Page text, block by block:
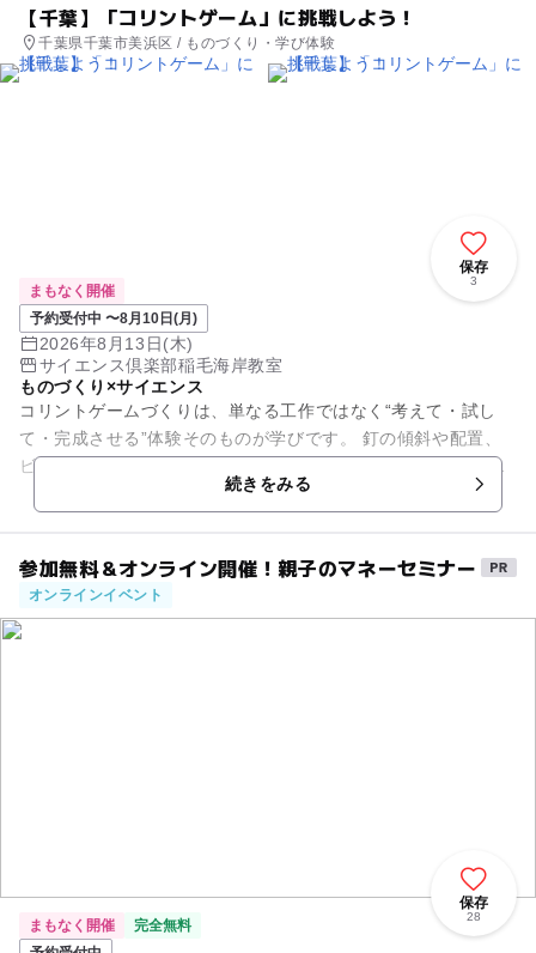
【千葉】「コリントゲーム」に挑戦しよう！
千葉県千葉市美浜区 / ものづくり・学び体験
保存
3
まもなく開催
予約受付中 〜8月10日(月)
2026年8月13日(木)
サイエンス倶楽部稲毛海岸教室
ものづくり×サイエンス
コリントゲームづくりは、単なる工作ではなく“考えて・試し
て・完成させる”体験そのものが学びです。 釘の傾斜や配置、
ビー玉を打ち出す力やスピードなど、自分の決めた目標をクリ
続きをみる
参加無料＆オンライン開催！親子のマネーセミナー
オンラインイベント
保存
28
まもなく開催
完全無料